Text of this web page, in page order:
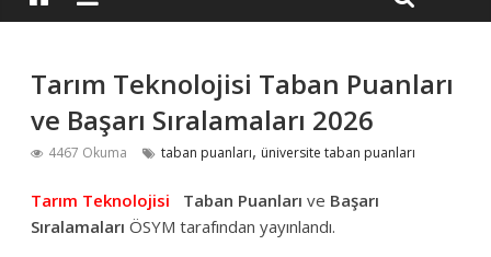
Tarım Teknolojisi Taban Puanları
ve Başarı Sıralamaları 2026
4467 Okuma taban puanları, üniversite taban puanları
Tarım Teknolojisi Taban Puanları ve Başarı
Sıralamaları ÖSYM tarafından yayınlandı.